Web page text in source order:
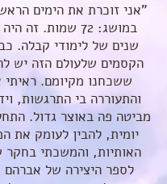
"אני זוכרת את הימים
במושג: 72 שמות.
שנים של לימודי קבלה.
הקסמים שלעולם הזה יש
ששכחנו מקיומם.
והתעוררה בי התרגשות,
מביטה פה באוצר גדול.
יומית, להבין לעומק את
האותיות, והמשכתי בחקר
לספר היצירה של אברהם